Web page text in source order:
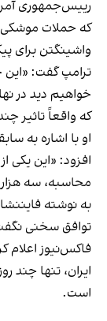
رییس‌جمهوری
که حملات موشکی
واشینگتن برای
ترامپ گفت: «این
خواهیم دید در
که واقعاً تاثیر
او با اشاره به
افزود: «این یکی
محاسبه، سه هزار سال یا ۴۷ سال
به نوشته
توافق سخنی
فاکس‌نیوز اعلام
ایران، تنها چند
است.